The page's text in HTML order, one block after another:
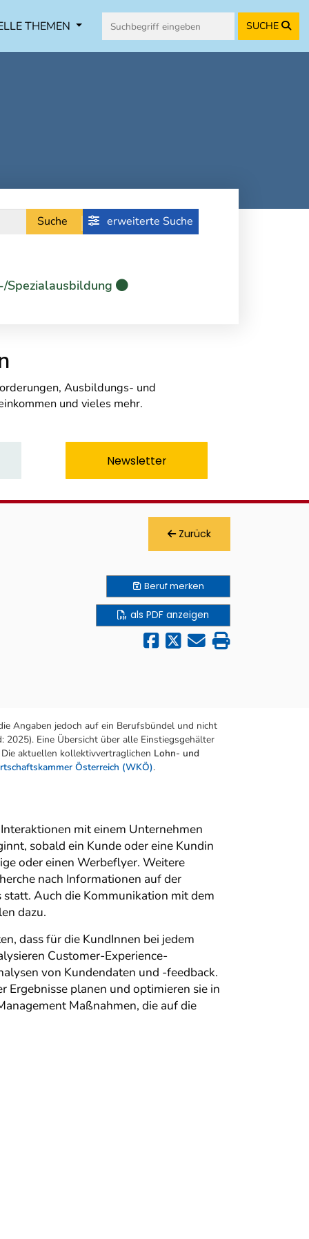
THEMEN SUCHE
Suche erweiterte Suche
Spezialausbildung
Ausbildungs- und
und vieles mehr.
Newsletter
Zurück
Berufmerken
als PDF anzeigen
Angaben jedoch auf ein Berufsbündel und nicht
Eine Übersicht über alle Einstiegsgehälter
Die aktuellen kollektivvertraglichen Lohn- und
Österreich (WKÖ).
mit einem Unternehmen
sobald ein Kunde oder eine Kundin
oder einen Werbeflyer. Weitere
nach Informationen auf der
Auch die Kommunikation mit dem
dazu.
dass für die KundInnen bei jedem
Customer-Experience-
von Kundendaten und -feedback.
Ergebnisse planen und optimieren sie in
Maßnahmen, die auf die